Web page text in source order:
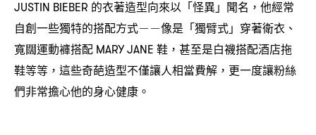
JUSTIN BIEBER 的衣著造型向來以「怪異」聞名 ， 他經常
自創一些獨特的搭配方式－－像是「獨臂式」穿著衛衣、
寬闊運動褲搭配 MARY JANE 鞋 ， 甚至是白襪搭配酒店拖
鞋等等 ， 這些奇葩造型不僅讓人相當費解 ， 更一度讓粉絲
們非常擔心他的身心健康。